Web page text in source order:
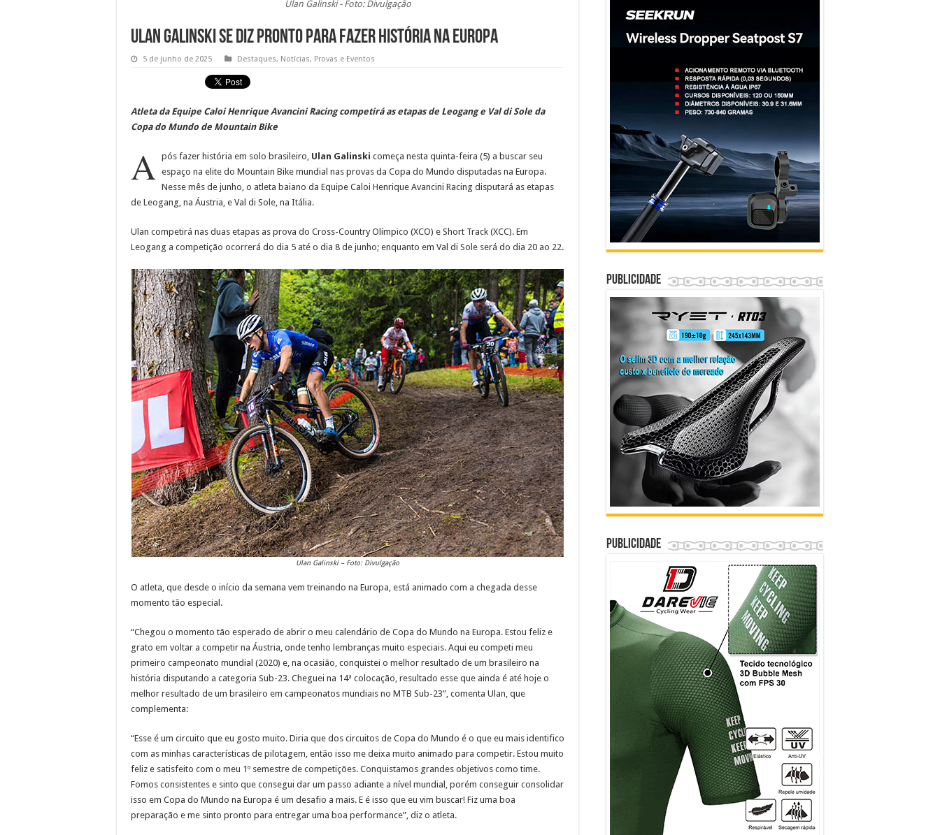
Ulan Galinski - Foto: Divulgação
Ulan Galinski se diz pronto para fazer história na Europa
5 de junho de 2025 Destaques, Notícias, Provas e Eventos
Atleta da Equipe Caloi Henrique Avancini Racing competirá as etapas de Leogang e Val di Sole da
Copa do Mundo de Mountain Bike
A pós fazer história em solo brasileiro, Ulan Galinski começa nesta quinta-feira (5) a buscar seu
espaço na elite do Mountain Bike mundial nas provas da Copa do Mundo disputadas na Europa.
Nesse mês de junho, o atleta baiano da Equipe Caloi Henrique Avancini Racing disputará as etapas
de Leogang, na Áustria, e Val di Sole, na Itália.
Ulan competirá nas duas etapas as prova do Cross-Country Olímpico (XCO) e Short Track (XCC). Em
Leogang a competição ocorrerá do dia 5 até o dia 8 de junho; enquanto em Val di Sole será do dia 20 ao 22.
Ulan Galinski – Foto: Divulgação
O atleta, que desde o início da semana vem treinando na Europa, está animado com a chegada desse
momento tão especial.
“Chegou o momento tão esperado de abrir o meu calendário de Copa do Mundo na Europa. Estou feliz e
grato em voltar a competir na Áustria, onde tenho lembranças muito especiais. Aqui eu competi meu
primeiro campeonato mundial (2020) e, na ocasião, conquistei o melhor resultado de um brasileiro na
história disputando a categoria Sub-23. Cheguei na 14ª colocação, resultado esse que ainda é até hoje o
melhor resultado de um brasileiro em campeonatos mundiais no MTB Sub-23”, comenta Ulan, que
complementa:
“Esse é um circuito que eu gosto muito. Diria que dos circuitos de Copa do Mundo é o que eu mais identifico
com as minhas características de pilotagem, então isso me deixa muito animado para competir. Estou muito
feliz e satisfeito com o meu 1º semestre de competições. Conquistamos grandes objetivos como time.
Fomos consistentes e sinto que consegui dar um passo adiante a nível mundial, porém conseguir consolidar
isso em Copa do Mundo na Europa é um desafio a mais. E é isso que eu vim buscar! Fiz uma boa
preparação e me sinto pronto para entregar uma boa performance”, diz o atleta.
Publicidade
Publicidade